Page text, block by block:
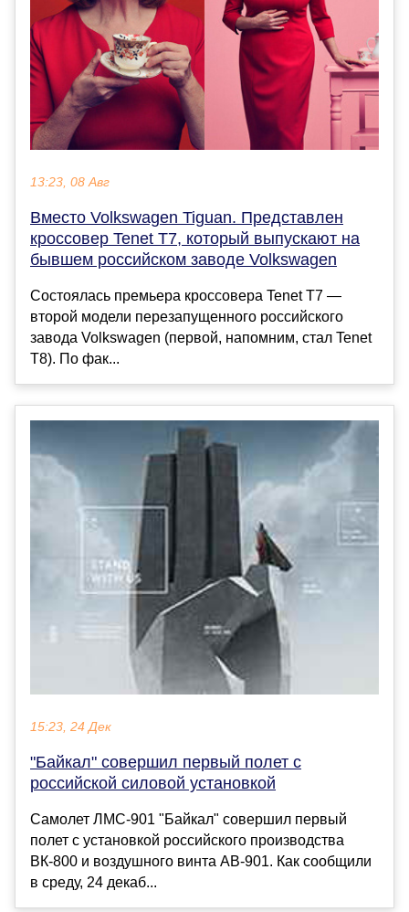
13:23, 08 Авг
Вместо Volkswagen Tiguan. Представлен
кроссовер Tenet T7, который выпускают на
бывшем российском заводе Volkswagen
Состоялась премьера кроссовера Tenet T7 —
второй модели перезапущенного российского
завода Volkswagen (первой, напомним, стал Tenet
T8). По фак...
15:23, 24 Дек
"Байкал" совершил первый полет с
российской силовой установкой
Самолет ЛМС-901 "Байкал" совершил первый
полет с установкой российского производства
ВК-800 и воздушного винта АВ-901. Как сообщили
в среду, 24 декаб...